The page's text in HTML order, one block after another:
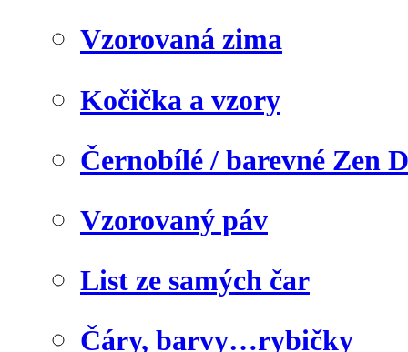
Vzorovaná zima
Kočička a vzory
Černobílé / barevné Zen
Vzorovaný páv
List ze samých čar
Čáry, barvy…rybičky